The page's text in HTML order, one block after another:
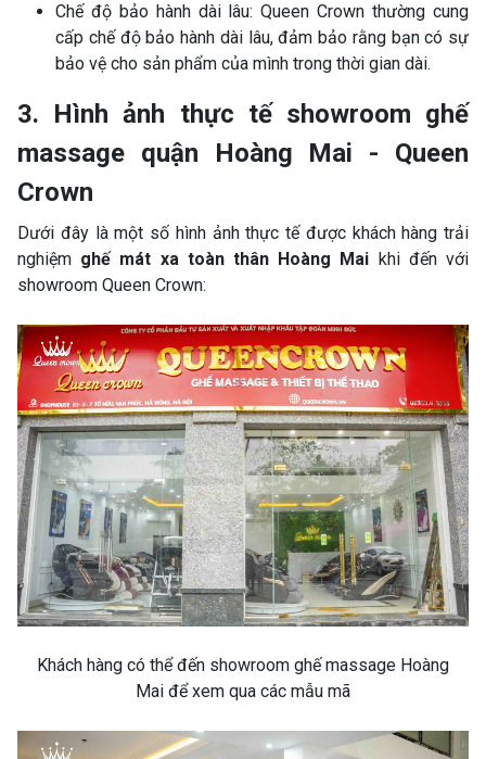
Chế độ bảo hành dài lâu: Queen Crown thường cung
cấp chế độ bảo hành dài lâu, đảm bảo rằng bạn có sự
bảo vệ cho sản phẩm của mình trong thời gian dài.
3. Hình ảnh thực tế showroom ghế
massage quận Hoàng Mai - Queen
Crown
Dưới đây là một số hình ảnh thực tế được khách hàng trải
nghiệm ghế mát xa toàn thân Hoàng Mai khi đến với
showroom Queen Crown:
Khách hàng có thể đến showroom ghế massage Hoàng
Mai để xem qua các mẫu mã